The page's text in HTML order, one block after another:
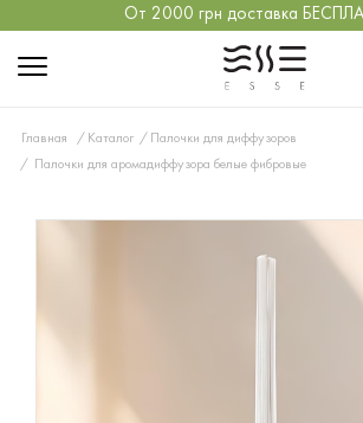
От 2000 грн доставка
Главная Каталог
Палочки для диффузоров
Палочки для аромадиффузора белые фибровые